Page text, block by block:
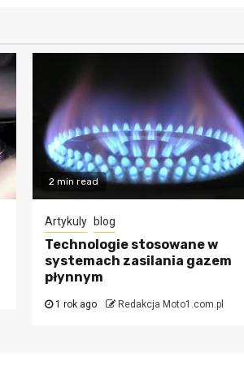
2 min read
Artykuly blog
Technologie stosowane w
systemach zasilania gazem
płynnym
1 rok ago Redakcja Moto1.com.pl